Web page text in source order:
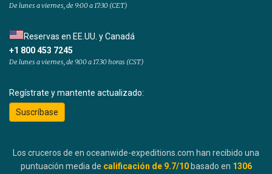
De lunes a viernes, de 9:00 a 17:30 (CET)
Reservas en EE.UU. y Canadá
+1 800 453 7245
De lunes a viernes, de 9.00 a 17.30 horas (CST)
Regístrate y mantente actualizado:
Suscríbase
Los cruceros de en oceanwide-expeditions.com han recibido una
puntuación media de calificación de 9.7/10 basado en 1306